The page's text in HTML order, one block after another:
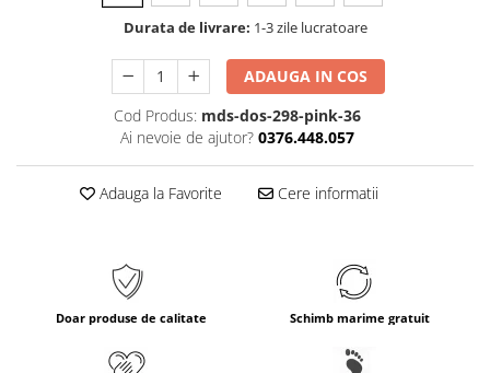
Durata de livrare: 1-3 zile lucratoare
ADAUGA IN COS
Cod Produs: mds-dos-298-pink-36
Ai nevoie de ajutor? 0376.448.057
Adauga la Favorite Cere informatii
Doar produse de calitate Schimb marime gratuit